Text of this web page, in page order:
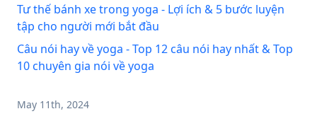
Tư thế bánh xe trong yoga - Lợi ích & 5 bước luyện
tập cho người mới bắt đầu
Câu nói hay về yoga - Top 12 câu nói hay nhất & Top
10 chuyên gia nói về yoga
May 11th, 2024